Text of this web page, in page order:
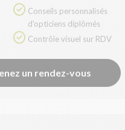
d'opticiens diplômés
Contrôle visuel sur RDV
un rendez-vous